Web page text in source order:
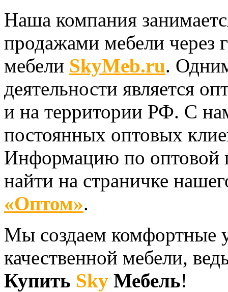
Наша компания
продажами мебели через
мебели SkyMeb.ru.
деятельности является
и на территории РФ. С
постоянных оптовых
Информацию по оптовой
найти на страничке
«Оптом».
Мы создаем комфортные
качественной мебели,
Купить Sky Мебель!